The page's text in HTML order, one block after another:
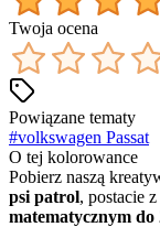
Twoja ocena
Powiązane tematy
#volkswagen Passat
O tej kolorowance
Pobierz naszą
psi patrol, postacie z
matematycznym